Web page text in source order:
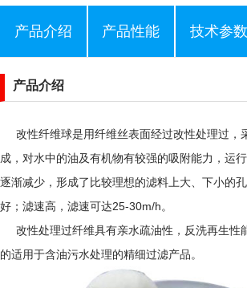
产品介绍 产品性能 技术参数
产品介绍
改性纤维球是用纤维丝表面经过改性处理过，
成，对水中的油及有机物有较强的吸附能力，运
逐渐减少，形成了比较理想的滤料上大、下小的
好；滤速高，滤速可达25-30m/h。
改性处理过纤维具有亲水疏油性，反洗再生性
的适用于含油污水处理的精细过滤产品。